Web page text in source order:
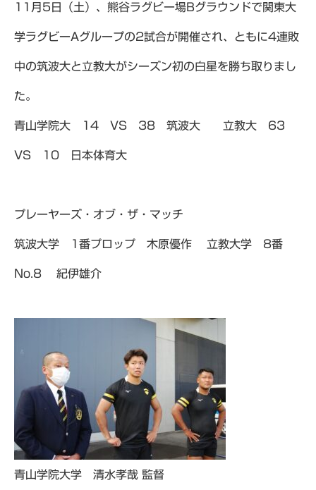
11月5日（土）、熊谷ラグビー場Bグラウンドで関東大
学ラグビーAグループの2試合が開催され、ともに4連敗
中の筑波大と立教大がシーズン初の白星を勝ち取りまし
た。
青山学院大 14 VS 38 筑波大 立教大 63
VS 10 日本体育大
プレーヤーズ・オブ・ザ・マッチ
筑波大学 1番プロップ 木原優作 立教大学 8番
No.8 紀伊雄介
青山学院大学 清水孝哉 監督